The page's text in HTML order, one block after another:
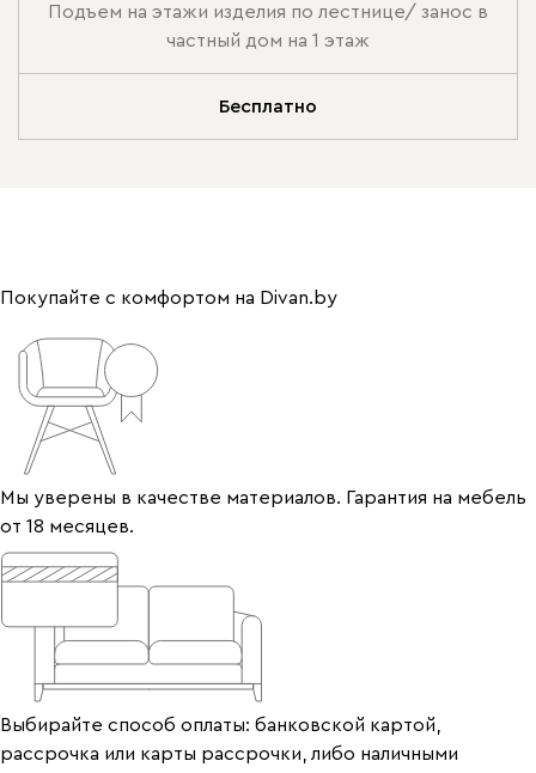
Подъем на этажи изделия по лестнице/ занос в
частный дом на 1 этаж
Бесплатно
Покупайте с комфортом на Divan.by
Мы уверены в качестве материалов. Гарантия на мебель
от 18 месяцев.
Выбирайте способ оплаты: банковской картой,
рассрочка или карты рассрочки, либо наличными